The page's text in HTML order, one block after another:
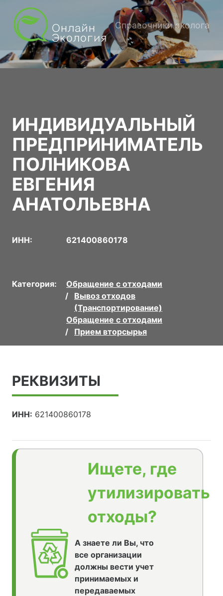
Справочники эколога
ИНДИВИДУАЛЬНЫЙ
ПРЕДПРИНИМАТЕЛЬ
ПОЛНИКОВА
ЕВГЕНИЯ
АНАТОЛЬЕВНА
ИНН: 621400860178
Категория:
Обращение с отходами
Вывоз отходов
(Транспортирование)
Обращение с отходами
Прием вторсырья
РЕКВИЗИТЫ
ИНН: 621400860178
Ищете, где
утилизировать
отходы?
А знаете ли Вы, что
все организации
должны вести учет
принимаемых и
передаваемых